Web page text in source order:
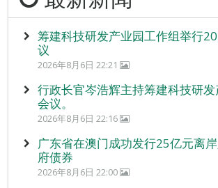
筹建科技研发产业园工作组举行
议
2026年8月6日 22:21
行政长官岑浩辉主持筹建科技研
会议。
2026年8月6日 22:16
广东省在澳门成功发行25亿元离
府债券
2026年8月6日 22:00